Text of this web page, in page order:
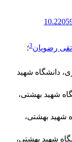
رضویان3؛
دانشگاه شهید
شهید بهشتی،
شهید بهشتی،
شهید بهشتی،